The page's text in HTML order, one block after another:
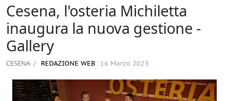
Cesena, l'osteria Michiletta
inaugura la nuova gestione -
Gallery
CESENA REDAZIONE WEB 16 Marzo 2023